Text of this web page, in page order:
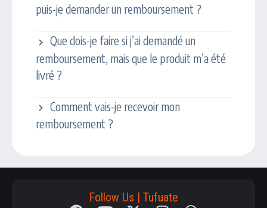
puis-je demander un remboursement ?
Que dois-je faire si j’ai demandé un
remboursement, mais que le produit m’a été
livré ?
Comment vais-je recevoir mon
remboursement ?
Follow Us | Tufuate